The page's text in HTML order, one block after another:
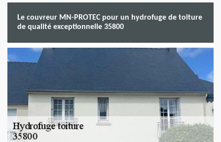
Le couvreur MN-PROTEC pour un hydrofuge de toiture
de qualité exceptionnelle 35800